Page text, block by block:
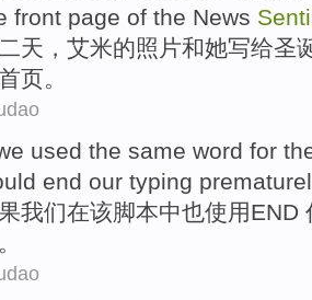
front page of the News
天 ， 艾米的照片和她写给圣
页。
used the same word for
end our typing
我们在该脚本中也使用END
。